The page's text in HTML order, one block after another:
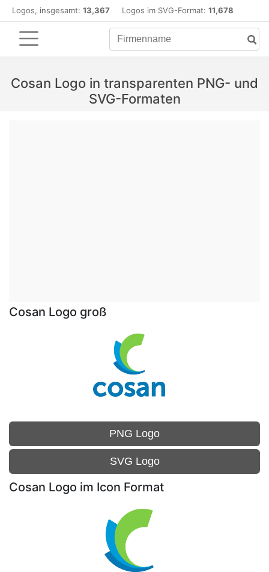
Logos, insgesamt: 13,367 Logos im SVG-Format: 11,678
Cosan Logo in transparenten PNG- und
SVG-Formaten
Cosan Logo groß
PNG Logo
SVG Logo
Cosan Logo im Icon Format